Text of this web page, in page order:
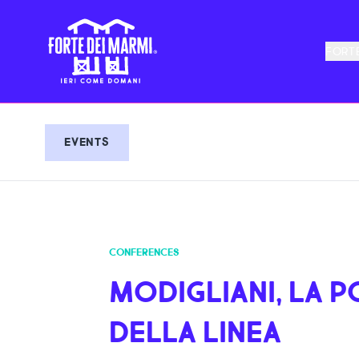
EVENTS
CONFERENCES
MODIGLIANI, LA
DELLA LINEA